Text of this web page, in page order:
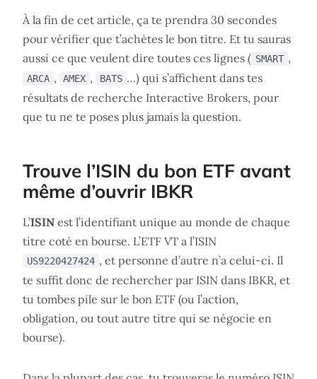
À la fin de cet article, ça te prendra 30 secondes
pour vérifier que t’achètes le bon titre. Et tu sauras
aussi ce que veulent dire toutes ces lignes ( SMART ,
ARCA , AMEX , BATS …) qui s’affichent dans tes
résultats de recherche Interactive Brokers, pour
que tu ne te poses plus jamais la question.
Trouve l’ISIN du bon ETF avant
même d’ouvrir IBKR
L’ISIN est l’identifiant unique au monde de chaque
titre coté en bourse. L’ETF VT a l’ISIN
US9220427424 , et personne d’autre n’a celui-ci. Il
te suffit donc de rechercher par ISIN dans IBKR, et
tu tombes pile sur le bon ETF (ou l’action,
obligation, ou tout autre titre qui se négocie en
bourse).